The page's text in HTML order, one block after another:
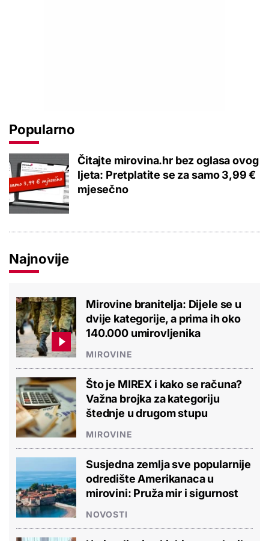
Popularno
Čitajte mirovina.hr bez oglasa ovog
ljeta: Pretplatite se za samo 3,99 €
mjesečno
Najnovije
Mirovine branitelja: Dijele se u
dvije kategorije, a prima ih oko
140.000 umirovljenika
MIROVINE
Što je MIREX i kako se računa?
Važna brojka za kategoriju
štednje u drugom stupu
MIROVINE
Susjedna zemlja sve popularnije
odredište Amerikanaca u
mirovini: Pruža mir i sigurnost
NOVOSTI